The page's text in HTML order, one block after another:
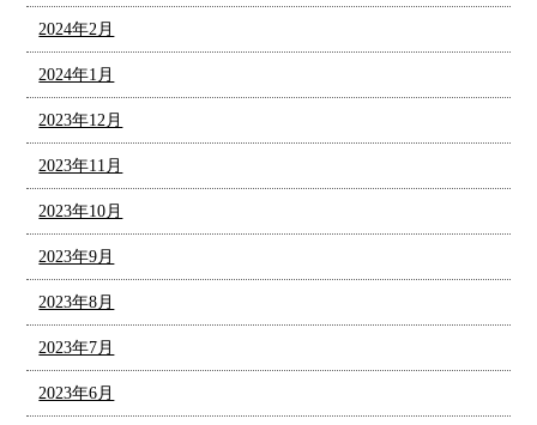
2024年2月
2024年1月
2023年12月
2023年11月
2023年10月
2023年9月
2023年8月
2023年7月
2023年6月